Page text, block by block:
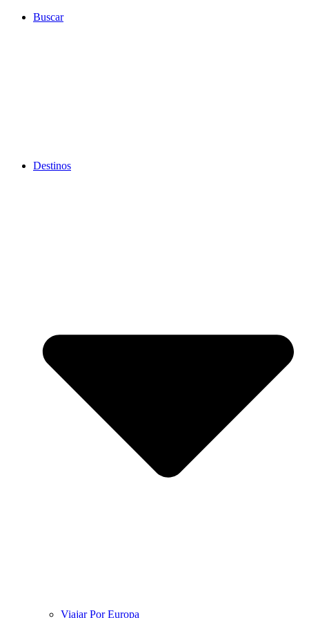
Buscar
Destinos
Viajar Por Europa